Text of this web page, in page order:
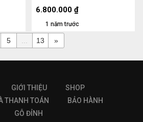
1 năm trước
6.800.000 ₫
5 13 »
GIỚI THIỆU
SHOP
THANH TOÁN
BẢO HÀNH
GỖ ĐỈNH